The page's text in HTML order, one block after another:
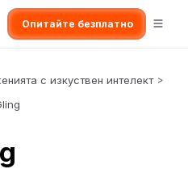
Опитайте безплатно
с изкуствен интелект >